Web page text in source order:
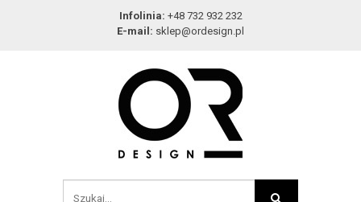
Infolinia: +48 732 932 232
E-mail: sklep@ordesign.pl